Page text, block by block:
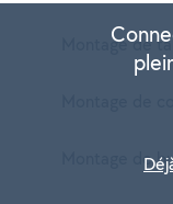
Montage de
Montage de
Montage de